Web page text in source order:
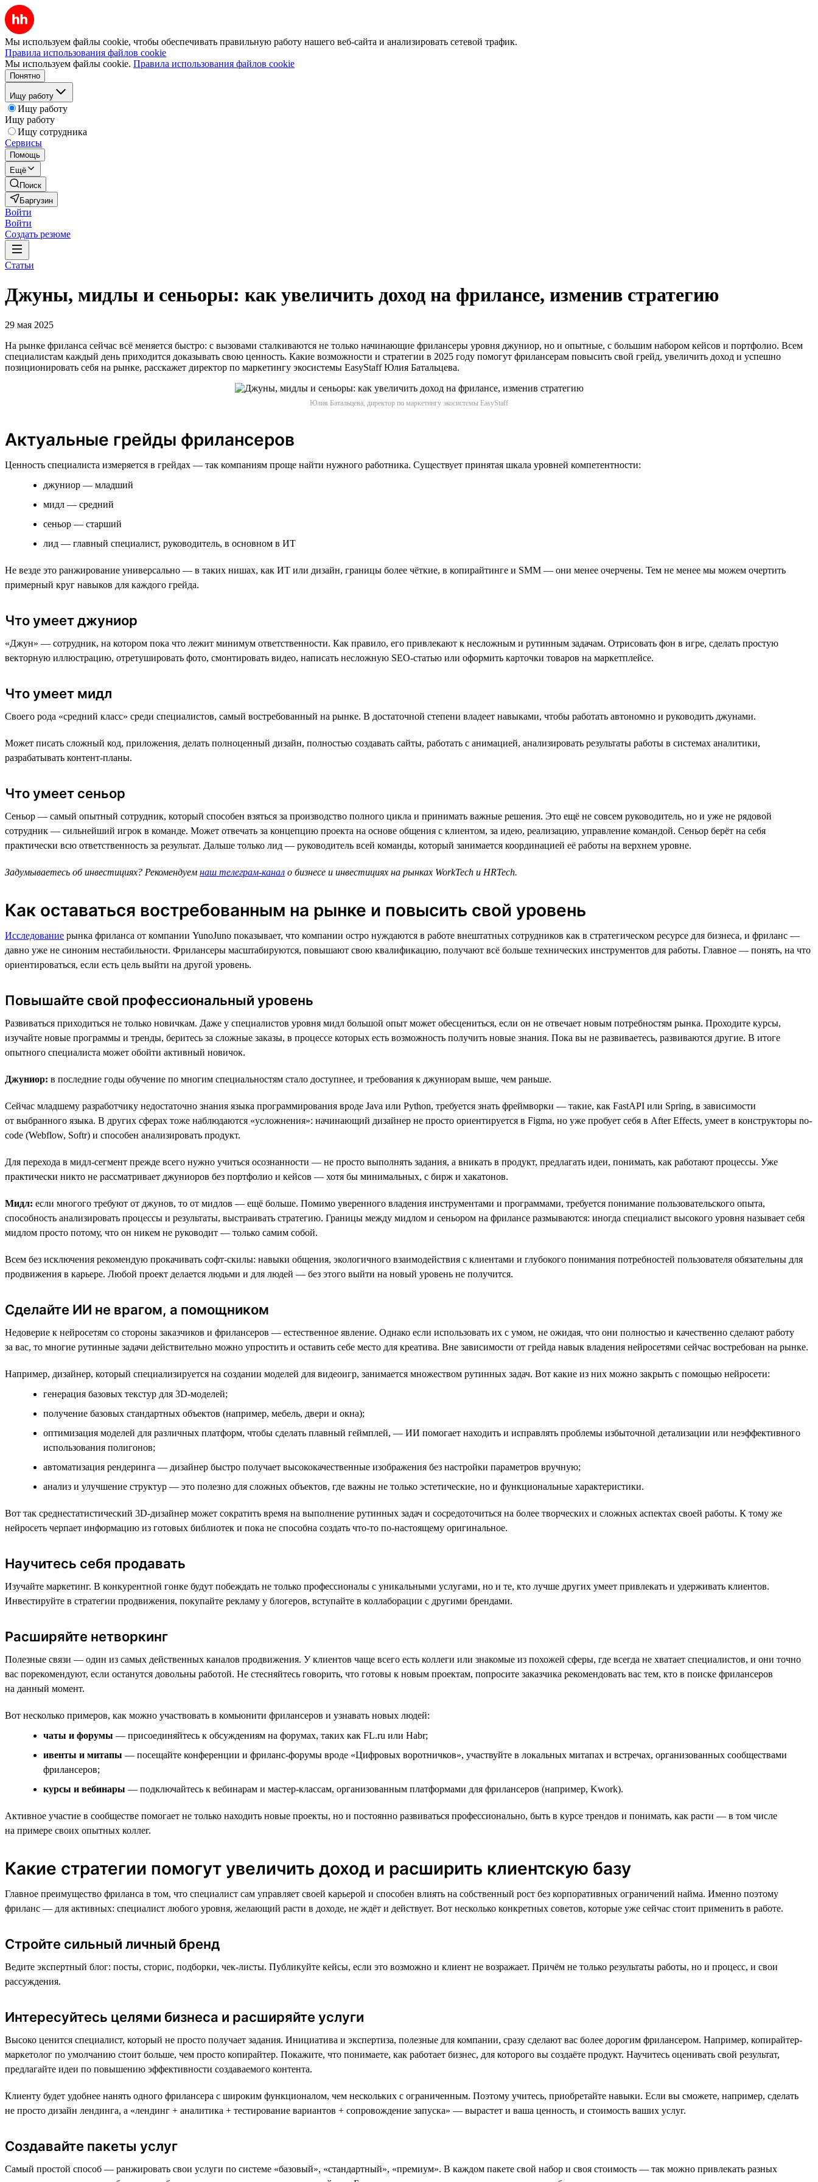
Мы используем файлы cookie, чтобы обеспечивать правильную работу нашего веб-сайта и анализировать сетевой трафик.
Правила использования файлов cookie
Мы используем файлы cookie. Правила использования файлов cookie
Понятно
Ищу работу
Ищу работу
Ищу работу
Ищу сотрудника
Сервисы
Помощь
Ещё
Поиск
Баргузин
Войти
Войти
Создать резюме
Статьи
Джуны, мидлы и сеньоры: как увеличить доход на фрилансе, изменив стратегию
29 мая 2025
На рынке фриланса сейчас всё меняется быстро: с вызовами сталкиваются не только начинающие фрилансеры уровня джуниор, но и опытные, с большим набором кейсов и портфолио. Всем
специалистам каждый день приходится доказывать свою ценность. Какие возможности и стратегии в 2025 году помогут фрилансерам повысить свой грейд, увеличить доход и успешно
позиционировать себя на рынке, расскажет директор по маркетингу экосистемы EasyStaff Юлия Батальцева.
Юлия Батальцева, директор по маркетингу экосистемы EasyStaff
Актуальные грейды фрилансеров
Ценность специалиста измеряется в грейдах — так компаниям проще найти нужного работника. Существует принятая шкала уровней компетентности:
джуниор — младший
мидл — средний
сеньор — старший
лид — главный специалист, руководитель, в основном в ИТ
Не везде это ранжирование универсально — в таких нишах, как ИТ или дизайн, границы более чёткие, в копирайтинге и SMM — они менее очерчены. Тем не менее мы можем очертить
примерный круг навыков для каждого грейда.
Что умеет джуниор
«Джун» — сотрудник, на котором пока что лежит минимум ответственности. Как правило, его привлекают к несложным и рутинным задачам. Отрисовать фон в игре, сделать простую
векторную иллюстрацию, отретушировать фото, смонтировать видео, написать несложную SEO-статью или оформить карточки товаров на маркетплейсе.
Что умеет мидл
Своего рода «средний класс» среди специалистов, самый востребованный на рынке. В достаточной степени владеет навыками, чтобы работать автономно и руководить джунами.
Может писать сложный код, приложения, делать полноценный дизайн, полностью создавать сайты, работать с анимацией, анализировать результаты работы в системах аналитики,
разрабатывать контент-планы.
Что умеет сеньор
Сеньор — самый опытный сотрудник, который способен взяться за производство полного цикла и принимать важные решения. Это ещё не совсем руководитель, но и уже не рядовой
сотрудник — сильнейший игрок в команде. Может отвечать за концепцию проекта на основе общения с клиентом, за идею, реализацию, управление командой. Сеньор берёт на себя
практически всю ответственность за результат. Дальше только лид — руководитель всей команды, который занимается координацией её работы на верхнем уровне.
Задумываетесь об инвестициях? Рекомендуем наш телеграм-канал о бизнесе и инвестициях на рынках WorkTech и HRTech.
Как оставаться востребованным на рынке и повысить свой уровень
Исследование рынка фриланса от компании YunoJuno показывает, что компании остро нуждаются в работе внештатных сотрудников как в стратегическом ресурсе для бизнеса, и фриланс —
давно уже не синоним нестабильности. Фрилансеры масштабируются, повышают свою квалификацию, получают всё больше технических инструментов для работы. Главное — понять, на что
ориентироваться, если есть цель выйти на другой уровень.
Повышайте свой профессиональный уровень
Развиваться приходиться не только новичкам. Даже у специалистов уровня мидл большой опыт может обесцениться, если он не отвечает новым потребностям рынка. Проходите курсы,
изучайте новые программы и тренды, беритесь за сложные заказы, в процессе которых есть возможность получить новые знания. Пока вы не развиваетесь, развиваются другие. В итоге
опытного специалиста может обойти активный новичок.
Джуниор: в последние годы обучение по многим специальностям стало доступнее, и требования к джуниорам выше, чем раньше.
Сейчас младшему разработчику недостаточно знания языка программирования вроде Java или Python, требуется знать фреймворки — такие, как FastAPI или Spring, в зависимости
от выбранного языка. В других сферах тоже наблюдаются «усложнения»: начинающий дизайнер не просто ориентируется в Figma, но уже пробует себя в After Effects, умеет в конструкторы no-
code (Webflow, Softr) и способен анализировать продукт.
Для перехода в мидл-сегмент прежде всего нужно учиться осознанности — не просто выполнять задания, а вникать в продукт, предлагать идеи, понимать, как работают процессы. Уже
практически никто не рассматривает джуниоров без портфолио и кейсов — хотя бы минимальных, с бирж и хакатонов.
Мидл: eсли многого требуют от джунов, то от мидлов — ещё больше. Помимо уверенного владения инструментами и программами, требуется понимание пользовательского опыта,
способность анализировать процессы и результаты, выстраивать стратегию. Границы между мидлом и сеньором на фрилансе размываются: иногда специалист высокого уровня называет себя
мидлом просто потому, что он никем не руководит — только самим собой.
Всем без исключения рекомендую прокачивать софт-скилы: навыки общения, экологичного взаимодействия с клиентами и глубокого понимания потребностей пользователя обязательны для
продвижения в карьере. Любой проект делается людьми и для людей — без этого выйти на новый уровень не получится.
Сделайте ИИ не врагом, а помощником
Недоверие к нейросетям со стороны заказчиков и фрилансеров — естественное явление. Однако если использовать их с умом, не ожидая, что они полностью и качественно сделают работу
за вас, то многие рутинные задачи действительно можно упростить и оставить себе место для креатива. Вне зависимости от грейда навык владения нейросетями сейчас востребован на рынке.
Например, дизайнер, который специализируется на создании моделей для видеоигр, занимается множеством рутинных задач. Вот какие из них можно закрыть с помощью нейросети:
генерация базовых текстур для 3D-моделей;
получение базовых стандартных объектов (например, мебель, двери и окна);
оптимизация моделей для различных платформ, чтобы сделать плавный геймплей, — ИИ помогает находить и исправлять проблемы избыточной детализации или неэффективного
использования полигонов;
автоматизация рендеринга — дизайнер быстро получает высококачественные изображения без настройки параметров вручную;
анализ и улучшение структур — это полезно для сложных объектов, где важны не только эстетические, но и функциональные характеристики.
Вот так среднестатистический 3D-дизайнер может сократить время на выполнение рутинных задач и сосредоточиться на более творческих и сложных аспектах своей работы. К тому же
нейросеть черпает информацию из готовых библиотек и пока не способна создать что-то по-настоящему оригинальное.
Научитесь себя продавать
Изучайте маркетинг. В конкурентной гонке будут побеждать не только профессионалы с уникальными услугами, но и те, кто лучше других умеет привлекать и удерживать клиентов.
Инвестируйте в стратегии продвижения, покупайте рекламу у блогеров, вступайте в коллаборации с другими брендами.
Расширяйте нетворкинг
Полезные связи — один из самых действенных каналов продвижения. У клиентов чаще всего есть коллеги или знакомые из похожей сферы, где всегда не хватает специалистов, и они точно
вас порекомендуют, если останутся довольны работой. Не стесняйтесь говорить, что готовы к новым проектам, попросите заказчика рекомендовать вас тем, кто в поиске фрилансеров
на данный момент.
Вот несколько примеров, как можно участвовать в комьюнити фрилансеров и узнавать новых людей:
чаты и форумы — присоединяйтесь к обсуждениям на форумах, таких как FL.ru или Habr;
ивенты и митапы — посещайте конференции и фриланс-форумы вроде «Цифровых воротничков», участвуйте в локальных митапах и встречах, организованных сообществами
фрилансеров;
курсы и вебинары — подключайтесь к вебинарам и мастер-классам, организованным платформами для фрилансеров (например, Kwork).
Активное участие в сообществе помогает не только находить новые проекты, но и постоянно развиваться профессионально, быть в курсе трендов и понимать, как расти — в том числе
на примере своих опытных коллег.
Какие стратегии помогут увеличить доход и расширить клиентскую базу
Главное преимущество фриланса в том, что специалист сам управляет своей карьерой и способен влиять на собственный рост без корпоративных ограничений найма. Именно поэтому
фриланс — для активных: специалист любого уровня, желающий расти в доходе, не ждёт и действует. Вот несколько конкретных советов, которые уже сейчас стоит применить в работе.
Стройте сильный личный бренд
Ведите экспертный блог: посты, сторис, подборки, чек-листы. Публикуйте кейсы, если это возможно и клиент не возражает. Причём не только результаты работы, но и процесс, и свои
рассуждения.
Интересуйтесь целями бизнеса и расширяйте услуги
Высоко ценится специалист, который не просто получает задания. Инициатива и экспертиза, полезные для компании, сразу сделают вас более дорогим фрилансером. Например, копирайтер-
маркетолог по умолчанию стоит больше, чем просто копирайтер. Покажите, что понимаете, как работает бизнес, для которого вы создаёте продукт. Научитесь оценивать свой результат,
предлагайте идеи по повышению эффективности создаваемого контента.
Клиенту будет удобнее нанять одного фрилансера с широким функционалом, чем нескольких с ограниченным. Поэтому учитесь, приобретайте навыки. Если вы сможете, например, сделать
не просто дизайн лендинга, а «лендинг + аналитика + тестирование вариантов + сопровождение запуска» — вырастет и ваша ценность, и стоимость ваших услуг.
Создавайте пакеты услуг
Самый простой способ — ранжировать свои услуги по системе «базовый», «стандартный», «премиум». В каждом пакете свой набор и своя стоимость — так можно привлекать разных